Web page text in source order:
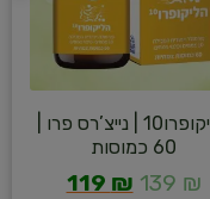
הליקופרו10 | נייצ’רס פרו |
60 כמוסות
139 ₪
119 ₪